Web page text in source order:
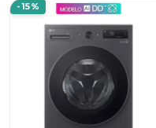
-15%